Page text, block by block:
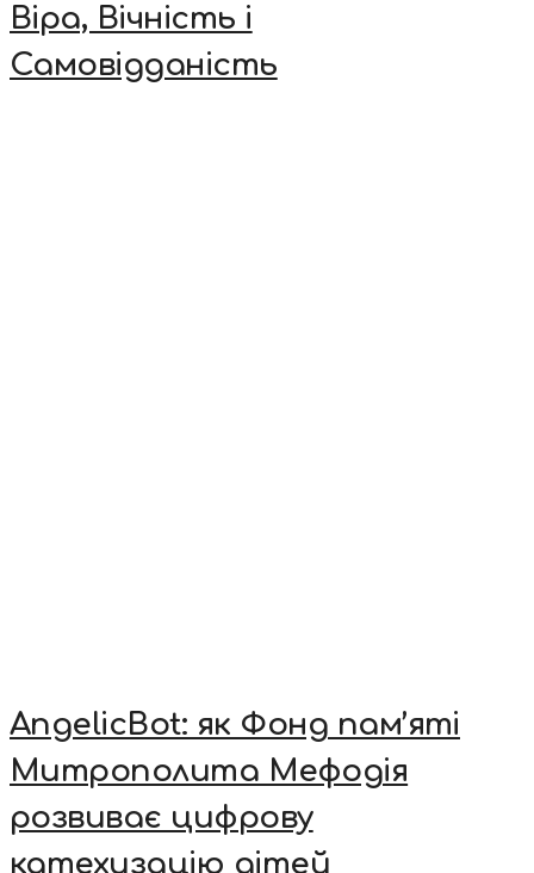
Віра, Вічність і
Самовідданість
AngelicBot: як Фонд пам’яті
Митрополита Мефодія
розвиває цифрову
катехизацію дітей